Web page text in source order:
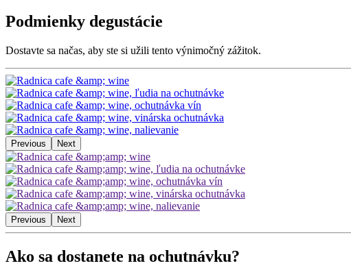
Podmienky degustácie
Dostavte sa načas, aby ste si užili tento výnimočný zážitok.
Previous Next
Previous Next
Ako sa dostanete na ochutnávku?